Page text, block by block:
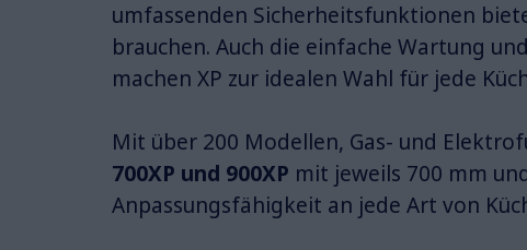
umfassenden Sicherheitsfunktionen
brauchen. Auch die einfache Wartung
machen XP zur idealen Wahl für jede
Mit über 200 Modellen, Gas- und
700XP und 900XP mit jeweils 700 mm
Anpassungsfähigkeit an jede Art von